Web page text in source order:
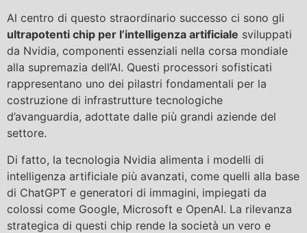
Al centro di questo straordinario successo ci sono gli
ultrapotenti chip per l’intelligenza artificiale sviluppati
da Nvidia, componenti essenziali nella corsa mondiale
alla supremazia dell’AI. Questi processori sofisticati
rappresentano uno dei pilastri fondamentali per la
costruzione di infrastrutture tecnologiche
d’avanguardia, adottate dalle più grandi aziende del
settore.
Di fatto, la tecnologia Nvidia alimenta i modelli di
intelligenza artificiale più avanzati, come quelli alla base
di ChatGPT e generatori di immagini, impiegati da
colossi come Google, Microsoft e OpenAI. La rilevanza
strategica di questi chip rende la società un vero e